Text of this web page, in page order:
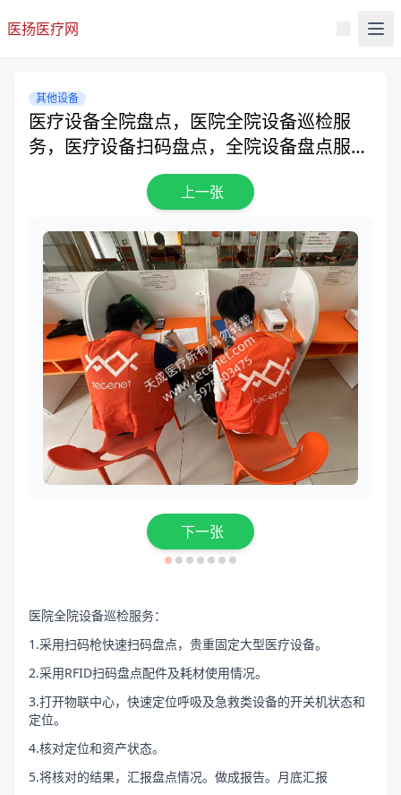
医扬医疗网
其他设备
医疗设备全院盘点，医院全院设备巡检服
务，医疗设备扫码盘点，全院设备盘点服
务，并提供巡检报告！
上一张
下一张
医院全院设备巡检服务：
1.采用扫码枪快速扫码盘点，贵重固定大型医疗设备。
2.采用RFID扫码盘点配件及耗材使用情况。
3.打开物联中心，快速定位呼吸及急救类设备的开关机状态和
定位。
4.核对定位和资产状态。
5.将核对的结果，汇报盘点情况。做成报告。月底汇报